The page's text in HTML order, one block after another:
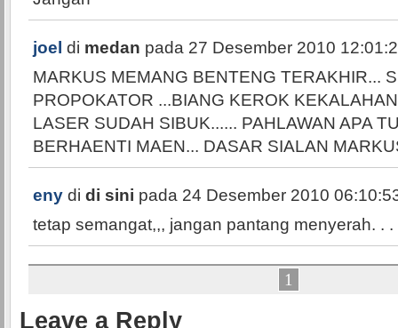
joel di medan pada 27 Desember 2010
MARKUS MEMANG BENTENG TERAKHIR...
PROPOKATOR ...BIANG KEROK
LASER SUDAH SIBUK...... PAHLAWAN APA
BERHAENTI MAEN... DASAR SIALAN
eny di di sini pada 24 Desember 2010
tetap semangat,,, jangan pantang menyerah. . .
1
Leave a Reply